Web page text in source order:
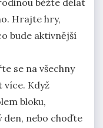
běžte dělat
Hrajte hry,
bude aktivnější
se na všechny
více. Když
bloku,
den, nebo choďte